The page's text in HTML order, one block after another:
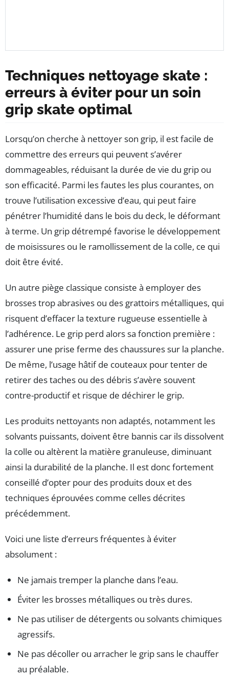
Techniques nettoyage skate :
erreurs à éviter pour un soin
grip skate optimal
Lorsqu’on cherche à nettoyer son grip, il est facile de
commettre des erreurs qui peuvent s’avérer
dommageables, réduisant la durée de vie du grip ou
son efficacité. Parmi les fautes les plus courantes, on
trouve l’utilisation excessive d’eau, qui peut faire
pénétrer l’humidité dans le bois du deck, le déformant
à terme. Un grip détrempé favorise le développement
de moisissures ou le ramollissement de la colle, ce qui
doit être évité.
Un autre piège classique consiste à employer des
brosses trop abrasives ou des grattoirs métalliques, qui
risquent d’effacer la texture rugueuse essentielle à
l’adhérence. Le grip perd alors sa fonction première :
assurer une prise ferme des chaussures sur la planche.
De même, l’usage hâtif de couteaux pour tenter de
retirer des taches ou des débris s’avère souvent
contre-productif et risque de déchirer le grip.
Les produits nettoyants non adaptés, notamment les
solvants puissants, doivent être bannis car ils dissolvent
la colle ou altèrent la matière granuleuse, diminuant
ainsi la durabilité de la planche. Il est donc fortement
conseillé d’opter pour des produits doux et des
techniques éprouvées comme celles décrites
précédemment.
Voici une liste d’erreurs fréquentes à éviter
absolument :
Ne jamais tremper la planche dans l’eau.
Éviter les brosses métalliques ou très dures.
Ne pas utiliser de détergents ou solvants chimiques
agressifs.
Ne pas décoller ou arracher le grip sans le chauffer
au préalable.